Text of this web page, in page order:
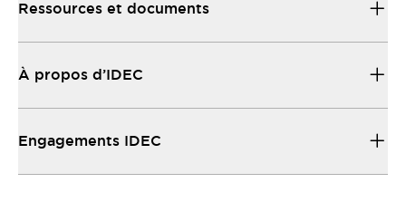
Ressources et documents
À propos d’IDEC
Engagements IDEC